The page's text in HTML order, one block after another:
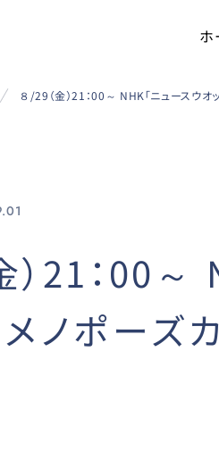
ホ
）21：00
ノポーズ